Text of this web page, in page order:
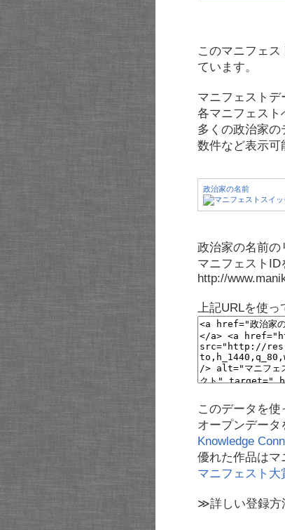
このマニフェス
ています。
マニフェストデ
各マニフェスト
多くの政治家の
数件など表示可
政治家の名前
政治家の名前の
マニフェストID
http://
上記URLを使っ
このデータを使
オープンデータ
Knowledge
優れた作品はマ
マニフェスト大
≫詳しい登録方